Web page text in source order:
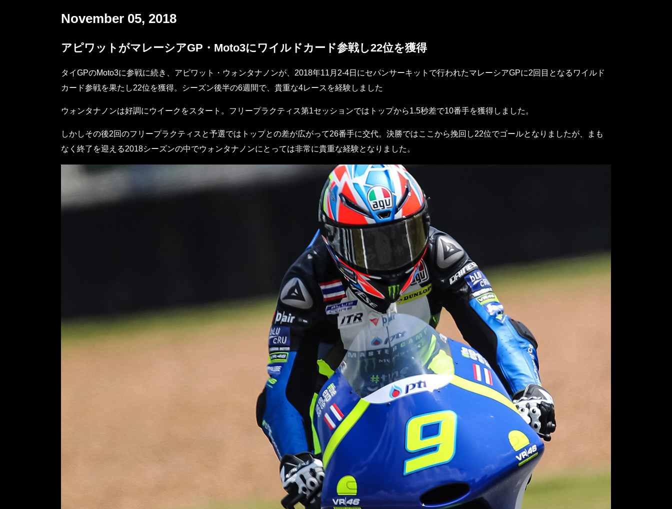
November 05, 2018
アピワットがマレーシアGP・Moto3にワイルドカード参戦し22位を獲得
タイGPのMoto3に参戦に続き、アピワット・ウォンタナノンが、2018年11月2-4日にセパンサーキットで行われたマレーシアGPに2回目となるワイルド
カード参戦を果たし22位を獲得。シーズン後半の6週間で、貴重な4レースを経験しました
ウォンタナノンは好調にウイークをスタート。フリープラクティス第1セッションではトップから1.5秒差で10番手を獲得しました。
しかしその後2回のフリープラクティスと予選ではトップとの差が広がって26番手に交代。決勝ではここから挽回し22位でゴールとなりましたが、まも
なく終了を迎える2018シーズンの中でウォンタナノンにとっては非常に貴重な経験となりました。